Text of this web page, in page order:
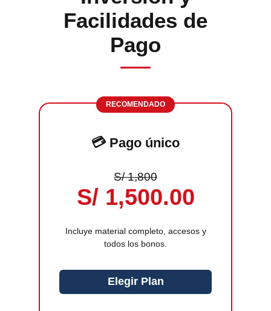
Facilidades de
Pago
RECOMENDADO
💳 Pago único
S/ 1,800
S/ 1,500.00
Incluye material completo, accesos y
todos los bonos.
Elegir Plan